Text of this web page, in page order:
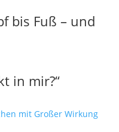
bis Fuß – und
in mir?“
mit Großer Wirkung